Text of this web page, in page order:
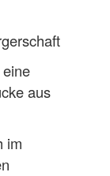
aus
im